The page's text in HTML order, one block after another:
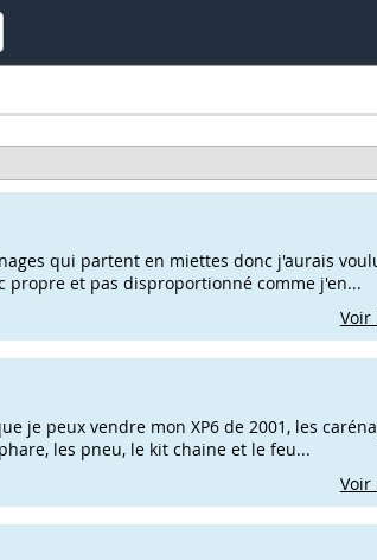
qui partent en miettes donc j'aurais
propre et pas disproportionné comme j'en...
Voir
je peux vendre mon XP6 de 2001, les
les pneu, le kit chaine et le feu...
Voir